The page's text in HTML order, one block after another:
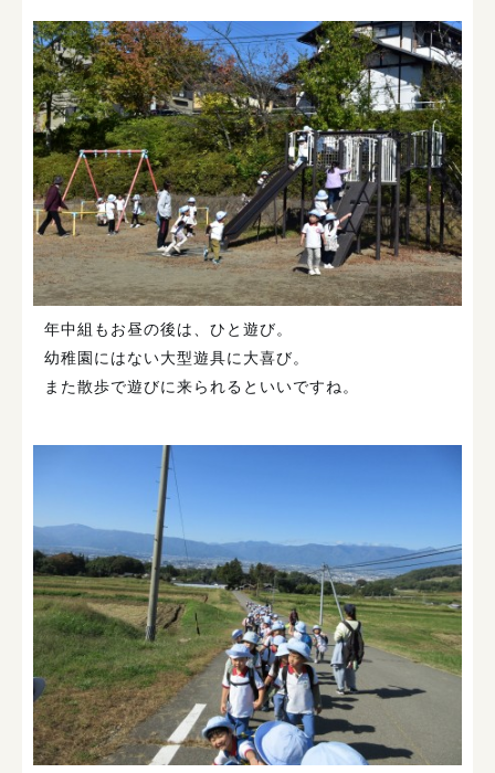
年中組もお昼の後は、ひと遊び。
幼稚園にはない大型遊具に大喜び。
また散歩で遊びに来られるといいですね。